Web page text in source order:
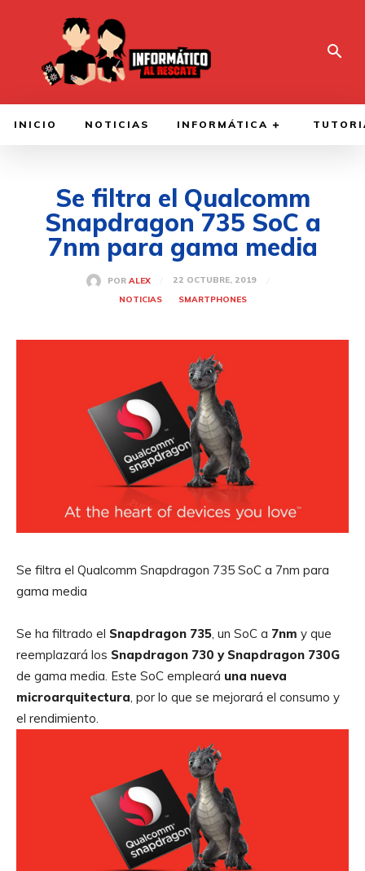
INICIO NOTICIAS INFORMÁTICA
Se filtra el Qualcomm
Snapdragon 735 SoC a
7nm para gama media
POR ALEX
22 OCTUBRE, 2019
NOTICIAS
SMARTPHONES
Se filtra el Qualcomm Snapdragon 735 SoC a 7nm para
gama media
Se ha filtrado el Snapdragon 735 , un SoC a 7nm y que
reemplazará los Snapdragon 730 y Snapdragon 730G
de gama media. Este SoC empleará una nueva
microarquitectura , por lo que se mejorará el consumo y
el rendimiento.